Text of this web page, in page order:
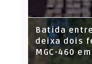
Batida
deixa dois
MGC-460